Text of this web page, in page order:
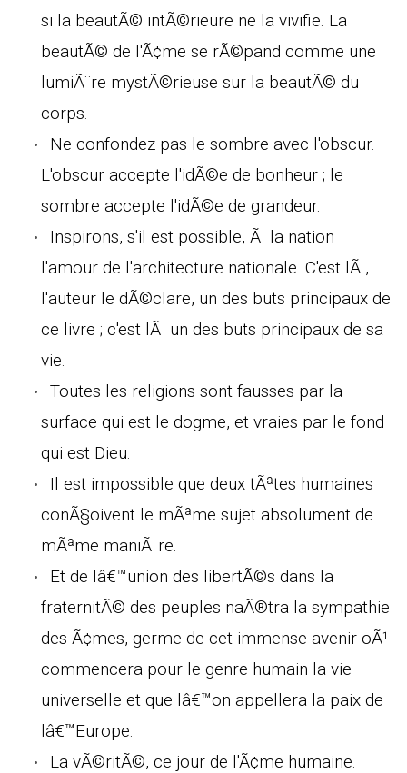
si la beautÃ© intÃ©rieure ne la vivifie. La
beautÃ© de l'Ã¢me se rÃ©pand comme une
lumiÃ¨re mystÃ©rieuse sur la beautÃ© du
corps.
Ne confondez pas le sombre avec l'obscur.
L'obscur accepte l'idÃ©e de bonheur ; le
sombre accepte l'idÃ©e de grandeur.
Inspirons, s'il est possible, Ã la nation
l'amour de l'architecture nationale. C'est lÃ ,
l'auteur le dÃ©clare, un des buts principaux de
ce livre ; c'est lÃ un des buts principaux de sa
vie.
Toutes les religions sont fausses par la
surface qui est le dogme, et vraies par le fond
qui est Dieu.
Il est impossible que deux tÃªtes humaines
conÃ§oivent le mÃªme sujet absolument de
mÃªme maniÃ¨re.
Et de lâ€™union des libertÃ©s dans la
fraternitÃ© des peuples naÃ®tra la sympathie
des Ã¢mes, germe de cet immense avenir oÃ¹
commencera pour le genre humain la vie
universelle et que lâ€™on appellera la paix de
lâ€™Europe.
La vÃ©ritÃ©, ce jour de l'Ã¢me humaine.